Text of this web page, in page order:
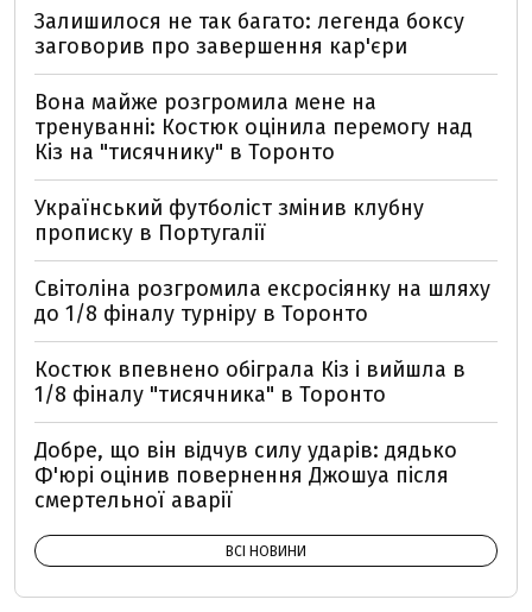
Залишилося не так багато: легенда боксу
заговорив про завершення кар'єри
Вона майже розгромила мене на
тренуванні: Костюк оцінила перемогу над
Кіз на "тисячнику" в Торонто
Український футболіст змінив клубну
прописку в Португалії
Світоліна розгромила ексросіянку на шляху
до 1/8 фіналу турніру в Торонто
Костюк впевнено обіграла Кіз і вийшла в
1/8 фіналу "тисячника" в Торонто
Добре, що він відчув силу ударів: дядько
Ф'юрі оцінив повернення Джошуа після
смертельної аварії
ВСІ НОВИНИ